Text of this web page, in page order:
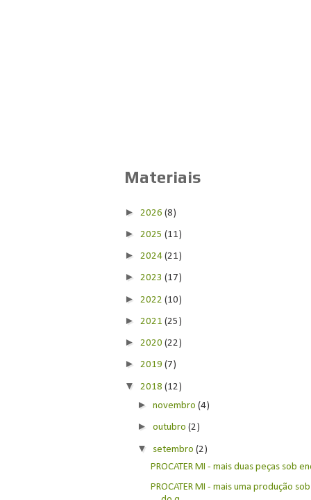
Materiais
► 2026(8)
► 2025(11)
► 2024(21)
► 2023(17)
► 2022(10)
► 2021(25)
► 2020(22)
► 2019(7)
▼ 2018(12)
►novembro(4)
►outubro(2)
▼ setembro(2)
PROCATER MI - mais duas peças sob
PROCATER MI - mais uma produção